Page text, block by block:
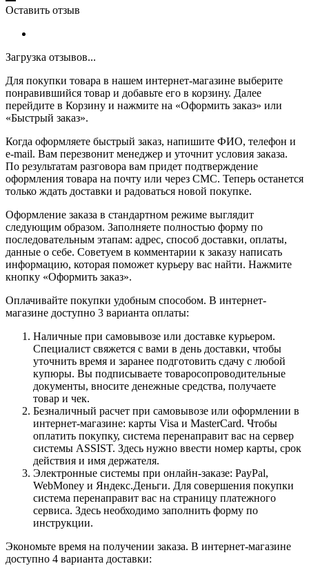
Оставить отзыв
Загрузка отзывов...
Для покупки товара в нашем интернет-магазине выберите
понравившийся товар и добавьте его в корзину. Далее
перейдите в Корзину и нажмите на «Оформить заказ» или
«Быстрый заказ».
Когда оформляете быстрый заказ, напишите ФИО, телефон и
e-mail. Вам перезвонит менеджер и уточнит условия заказа.
По результатам разговора вам придет подтверждение
оформления товара на почту или через СМС. Теперь останется
только ждать доставки и радоваться новой покупке.
Оформление заказа в стандартном режиме выглядит
следующим образом. Заполняете полностью форму по
последовательным этапам: адрес, способ доставки, оплаты,
данные о себе. Советуем в комментарии к заказу написать
информацию, которая поможет курьеру вас найти. Нажмите
кнопку «Оформить заказ».
Оплачивайте покупки удобным способом. В интернет-
магазине доступно 3 варианта оплаты:
Наличные при самовывозе или доставке курьером.
Специалист свяжется с вами в день доставки, чтобы
уточнить время и заранее подготовить сдачу с любой
купюры. Вы подписываете товаросопроводительные
документы, вносите денежные средства, получаете
товар и чек.
Безналичный расчет при самовывозе или оформлении в
интернет-магазине: карты Visa и MasterCard. Чтобы
оплатить покупку, система перенаправит вас на сервер
системы ASSIST. Здесь нужно ввести номер карты, срок
действия и имя держателя.
Электронные системы при онлайн-заказе: PayPal,
WebMoney и Яндекс.Деньги. Для совершения покупки
система перенаправит вас на страницу платежного
сервиса. Здесь необходимо заполнить форму по
инструкции.
Экономьте время на получении заказа. В интернет-магазине
доступно 4 варианта доставки: